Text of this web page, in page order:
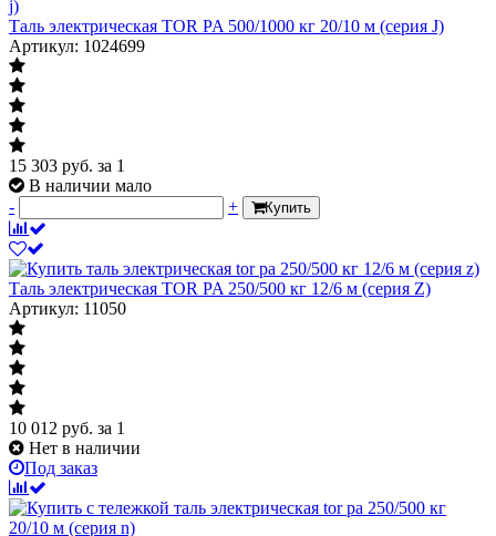
Таль электрическая TOR PA 500/1000 кг 20/10 м (серия J)
Артикул: 1024699
15 303 руб. за 1
В наличии мало
-
+ Купить
Таль электрическая TOR PA 250/500 кг 12/6 м (серия Z)
Артикул: 11050
10 012 руб. за 1
Нет в наличии
Под заказ